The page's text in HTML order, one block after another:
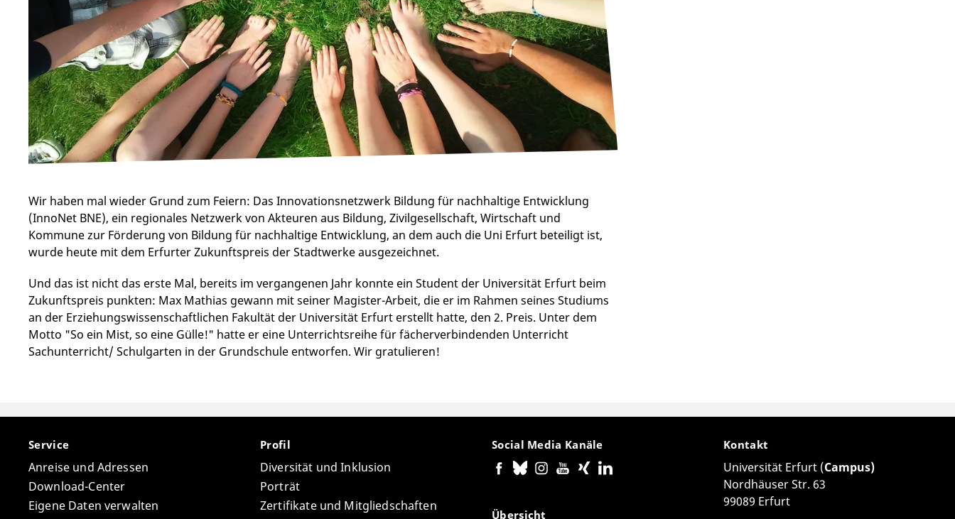
Wir haben mal wieder Grund zum Feiern: Das Innovationsnetzwerk Bildung für nachhaltige Entwicklung
(InnoNet BNE), ein regionales Netzwerk von Akteuren aus Bildung, Zivilgesellschaft, Wirtschaft und
Kommune zur Förderung von Bildung für nachhaltige Entwicklung, an dem auch die Uni Erfurt beteiligt ist,
wurde heute mit dem Erfurter Zukunftspreis der Stadtwerke ausgezeichnet.
Und das ist nicht das erste Mal, bereits im vergangenen Jahr konnte ein Student der Universität Erfurt beim
Zukunftspreis punkten: Max Mathias gewann mit seiner Magister-Arbeit, die er im Rahmen seines Studiums
an der Erziehungswissenschaftlichen Fakultät der Universität Erfurt erstellt hatte, den 2. Preis. Unter dem
Motto "So ein Mist, so eine Gülle!" hatte er eine Unterrichtsreihe für fächerverbindenden Unterricht
Sachunterricht/ Schulgarten in der Grundschule entworfen. Wir gratulieren!
Service
Anreise und Adressen
Download-Center
Eigene Daten verwalten
Profil
Diversität und Inklusion
Porträt
Zertifikate und Mitgliedschaften
Social Media Kanäle
Übersicht
Kontakt
Universität Erfurt (Campus)
Nordhäuser Str. 63
99089 Erfurt